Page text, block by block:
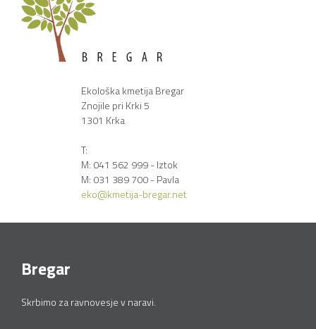
Ekološka kmetija Bregar
Znojile pri Krki 5
1301 Krka
T:
M: 041 562 999 - Iztok
M: 031 389 700 - Pavla
eko@kmetija-bregar.net
Bregar
Skrbimo za ravnovesje v naravi.